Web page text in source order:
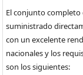
El conjunto completo
suministrado
con un excelente
nacionales y los
son los siguientes: